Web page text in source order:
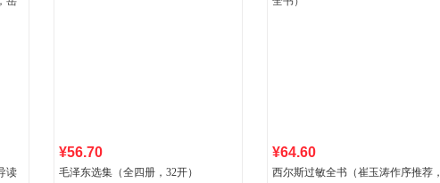
读
¥56.70
毛泽东选集（全四册，32开）
¥64.60
西尔斯过敏全书（崔玉涛作序推荐，